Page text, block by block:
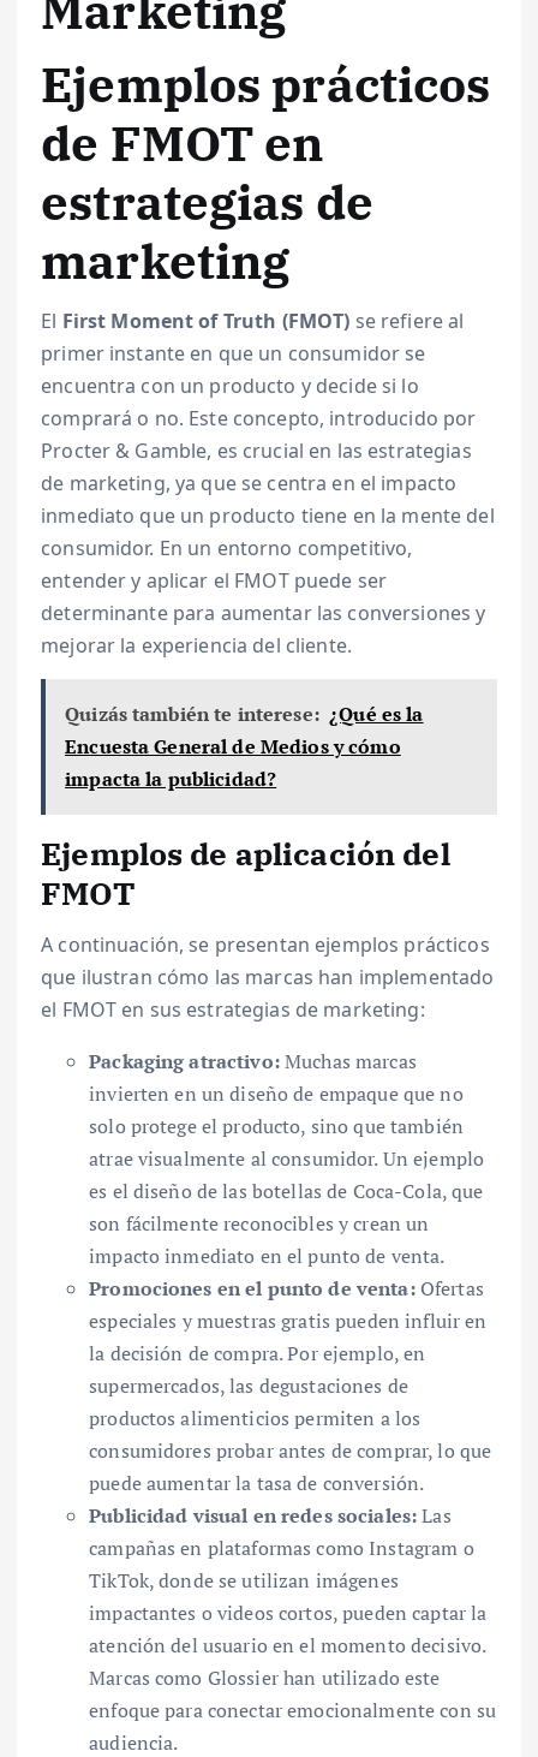
Ejemplos prácticos
de FMOT en
estrategias de
marketing
El First Moment of Truth (FMOT) se refiere al
primer instante en que un consumidor se
encuentra con un producto y decide si lo
comprará o no. Este concepto, introducido por
Procter & Gamble, es crucial en las estrategias
de marketing, ya que se centra en el impacto
inmediato que un producto tiene en la mente del
consumidor. En un entorno competitivo,
entender y aplicar el FMOT puede ser
determinante para aumentar las conversiones y
mejorar la experiencia del cliente.
Quizás también te interese: ¿Qué es la
Encuesta General de Medios y cómo
impacta la publicidad?
Ejemplos de aplicación del
FMOT
A continuación, se presentan ejemplos prácticos
que ilustran cómo las marcas han implementado
el FMOT en sus estrategias de marketing:
Packaging atractivo:Muchas marcas
invierten en un diseño de empaque que no
solo protege el producto, sino que también
atrae visualmente al consumidor. Un ejemplo
es el diseño de las botellas de Coca-Cola, que
son fácilmente reconocibles y crean un
impacto inmediato en el punto de venta.
Promociones en el punto de venta:Ofertas
especiales y muestras gratis pueden influir en
la decisión de compra. Por ejemplo, en
supermercados, las degustaciones de
productos alimenticios permiten a los
consumidores probar antes de comprar, lo que
puede aumentar la tasa de conversión.
Publicidad visual en redes sociales:Las
campañas en plataformas como Instagram o
TikTok, donde se utilizan imágenes
impactantes o videos cortos, pueden captar la
atención del usuario en el momento decisivo.
Marcas como Glossier han utilizado este
enfoque para conectar emocionalmente con su
audiencia.